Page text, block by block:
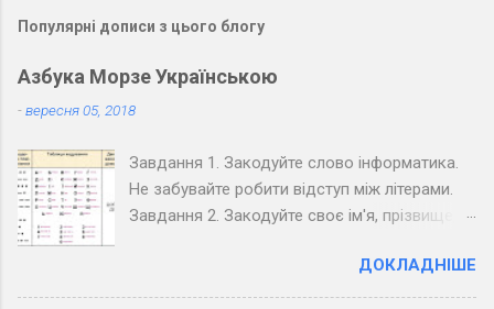
Популярні дописи з цього блогу
Азбука Морзе Українською
-вересня 05, 2018
Завдання 1. Закодуйте слово інформатика.
Не забувайте робити відступ між літерами.
Завдання 2. Закодуйте своє ім'я, прізвище,
3. Закодуйте повідомлення, обміняйтеся
зошитами зі своїм товаришем по парті та
ДОКЛАДНІШЕ